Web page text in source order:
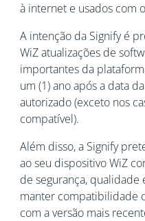
à internet e usados com
A intenção da Signify é
WiZ atualizações de
importantes da
um (1) ano após a data
autorizado (exceto nos
compatível).
Além disso, a Signify
ao seu dispositivo WiZ
de segurança,
manter compatibilidade
com a versão mais